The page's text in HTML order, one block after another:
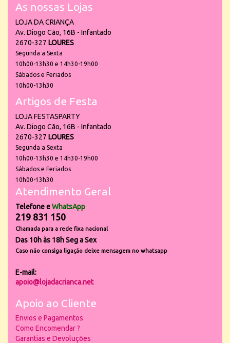
As nossas Lojas
LOJA DA CRIANÇA
Av. Diogo Cão, 16B - Infantado
2670-327 LOURES
Segunda a Sexta
10h00-13h30 e 14h30-19h00
Sábados e Feriados
10h00-13h30
Artigos de Festa
LOJA FESTASPARTY
Av. Diogo Cão, 16B - Infantado
2670-327 LOURES
Segunda a Sexta
10h00-13h30 e 14h30-19h00
Sábados e Feriados
10h00-13h30
Atendimento Geral
Telefone eWhatsApp
219 831 150
Chamada para a rede fixa nacional
Das 10h às 18h Seg a Sex
Caso não consiga ligação deixe mensagem no whatsapp
E-mail:
apoio@lojadacrianca.net
Apoio ao Cliente
Envios e Pagamentos
Como Encomendar ?
Garantias e Devoluções